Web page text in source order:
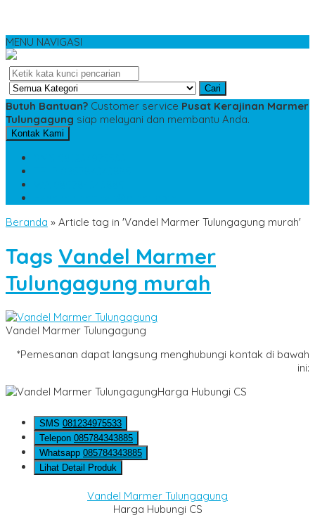
MENU NAVIGASI
Cari
Butuh Bantuan? Customer service Pusat Kerajinan Marmer
Tulungagung siap melayani dan membantu Anda.
Kontak Kami
Beranda » Article tag in 'Vandel Marmer Tulungagung murah'
Tags Vandel Marmer
Tulungagung murah
Vandel Marmer Tulungagung
*Pemesanan dapat langsung menghubungi kontak di bawah
ini:
Harga Hubungi CS
SMS 081234975533
Telepon 085784343885
Whatsapp 085784343885
Lihat Detail Produk
Vandel Marmer Tulungagung
Harga Hubungi CS